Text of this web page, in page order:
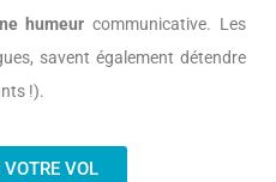
humeurcommunicative. Les
savent également détendre
!).
VOTRE VOL